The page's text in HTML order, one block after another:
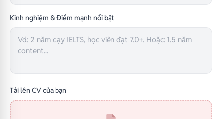
Kinh nghiệm & Điểm mạnh nổi bật
Tải lên CV của bạn